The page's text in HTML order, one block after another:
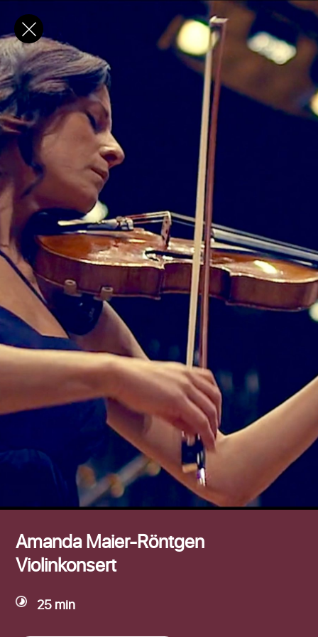
E-post
Förnamn
Efternamn
Amanda Maier-Röntgen
Violinkonsert
25 min